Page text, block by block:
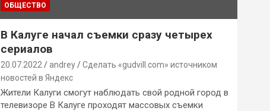
ОБЩЕСТВО
В Калуге начал съемки сразу четырех
сериалов
20.07.2022 andrey
Сделать «gudvill.com» источником
новостей в Яндекс
Жители Калуги смогут наблюдать свой родной город в
телевизоре В Калуге проходят массовых съемки